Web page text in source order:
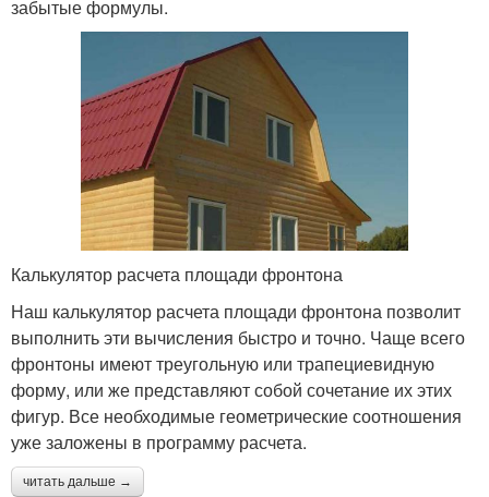
забытые формулы.
Калькулятор расчета площади фронтона
Наш калькулятор расчета площади фронтона позволит
выполнить эти вычисления быстро и точно. Чаще всего
фронтоны имеют треугольную или трапециевидную
форму, или же представляют собой сочетание их этих
фигур. Все необходимые геометрические соотношения
уже заложены в программу расчета.
читать дальше →